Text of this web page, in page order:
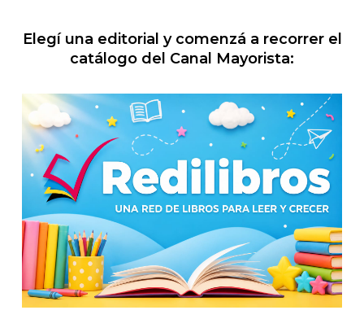
Elegí una editorial y comenzá a recorrer el
catálogo del Canal Mayorista: